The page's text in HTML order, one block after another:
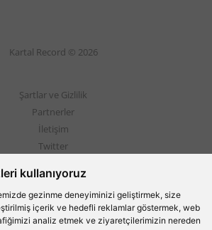
kullanıyoruz
gezinme deneyiminizi geliştirmek, size
içerik ve hedefli reklamlar göstermek, web
analiz etmek ve ziyaretçilerimizin nereden
Kartal Record © 2026
Şartlar ve Gizlilik
Partnerler
İletişim
Twitter
Beşiktaş'ın Medyası